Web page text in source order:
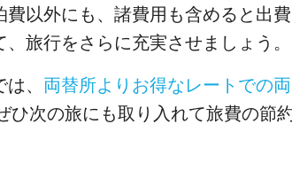
以外にも、諸費用も含めると出
旅行をさらに充実させましょう。
、 両替所よりお得なレートでの
次の旅にも取り入れて旅費の節